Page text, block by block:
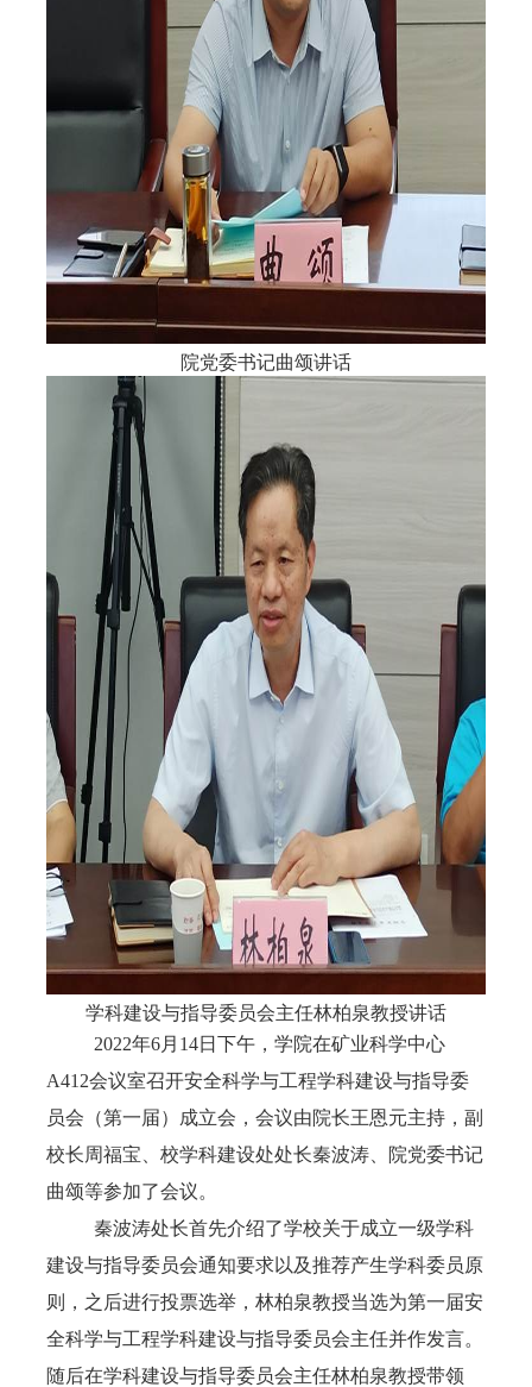
院党委书记曲颂讲话
学科建设与指导委员会主任林柏泉教授讲话
2022年6月 14日下午，学院在矿业科学中心
A412会议室召开安全科学与工程学科建设与指导委
员会（第一届）成立会，会议由院长王恩元主持，副
校长周福宝、校学科建设处处长秦波涛、院党委书记
曲颂等参加了会议。
秦波涛处长首先介绍了学校关于成立一级学科
建设与指导委员会通知要求以及推荐产生学科委员原
则，之后进行投票选举，林柏泉教授当选为第一届安
全科学与工程学科建设与指导委员会主任并作发言。
随后在学科建设与指导委员会主任林柏泉教授带领